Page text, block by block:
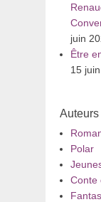
juin
Être
15
Polar
Conte